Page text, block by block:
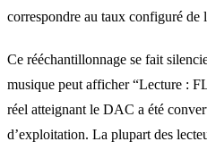
correspondre au taux configuré de
Ce rééchantillonnage se fait
musique peut afficher “Lecture :
réel atteignant le DAC a été
d’exploitation. La plupart des